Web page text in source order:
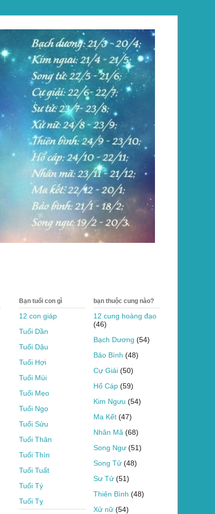
Bạn tuổi con gì
12 con giáp
Tuổi Dần
Tuổi Dậu
Tuổi Hợi
Tuổi Mùi
Tuổi Mẹo
Tuổi Ngọ
Tuổi Sửu
Tuổi Thân
Tuổi Thìn
Tuổi Tuất
Tuổi Tý
Tuổi Tỵ
bạn thuộc cung nào?
12 cung hoàng đạo
(46)
Bạch Dương (54)
Bảo Bình (48)
Cự Giải (50)
Hổ Cáp (59)
Kim Ngưu (54)
Ma Kết (47)
Nhân Mã (68)
Song Ngư (51)
Song Tử (48)
Sư Tử (51)
Thiên Bình (48)
Xử nữ (54)